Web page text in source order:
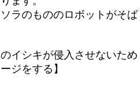
ラのもののロボットがそば
イシキが侵入させないため
ジをする】